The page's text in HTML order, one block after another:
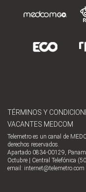
TÉRMINOS Y
VACANTES MEDCOM
Telemetro es un canal de
derechos reservados.
Apartado 0834-00129,
Octubre | Central Telefónica
email: internet@telemetro.com